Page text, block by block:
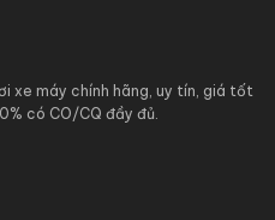
xe máy chính hãng, uy tín, giá tốt
có CO/CQ đầy đủ.